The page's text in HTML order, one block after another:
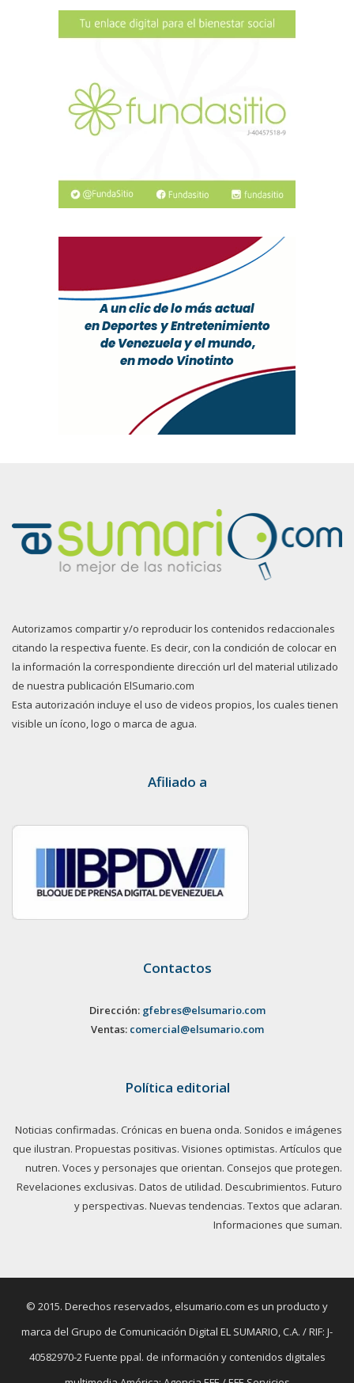
Autorizamos compartir y/o reproducir los contenidos redaccionales
citando la respectiva fuente. Es decir, con la condición de colocar en
la información la correspondiente dirección url del material utilizado
de nuestra publicación ElSumario.com
Esta autorización incluye el uso de videos propios, los cuales tienen
visible un ícono, logo o marca de agua.
Afiliado a
Contactos
Dirección: gfebres@elsumario.com
Ventas: comercial@elsumario.com
Política editorial
Noticias confirmadas. Crónicas en buena onda. Sonidos e imágenes
que ilustran. Propuestas positivas. Visiones optimistas. Artículos que
nutren. Voces y personajes que orientan. Consejos que protegen.
Revelaciones exclusivas. Datos de utilidad. Descubrimientos. Futuro
y perspectivas. Nuevas tendencias. Textos que aclaran.
Informaciones que suman.
© 2015. Derechos reservados, elsumario.com es un producto y
marca del Grupo de Comunicación Digital EL SUMARIO, C.A. / RIF: J-
40582970-2 Fuente ppal. de información y contenidos digitales